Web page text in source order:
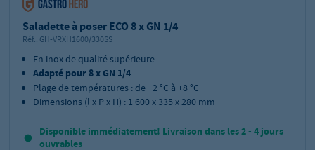
Saladette à poser ECO 8 x GN 1/4
Réf.: GH-VRXH1600/330SS
En inox de qualité supérieure
Adapté pour 8 x GN 1/4
Plage de températures : de +2 °C à +8 °C
Dimensions (l x P x H) : 1 600 x 335 x 280 mm
Disponible immédiatement! Livraison dans les 2 - 4 jours
ouvrables